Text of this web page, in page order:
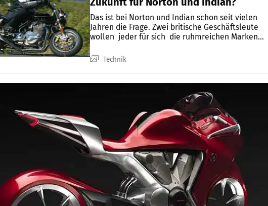
Das ist bei Norton und Indian schon seit vielen
Jahren die Frage. Zwei britische Geschäftsleute
wollen  jeder für sich  die ruhmreichen Marken...
Technik